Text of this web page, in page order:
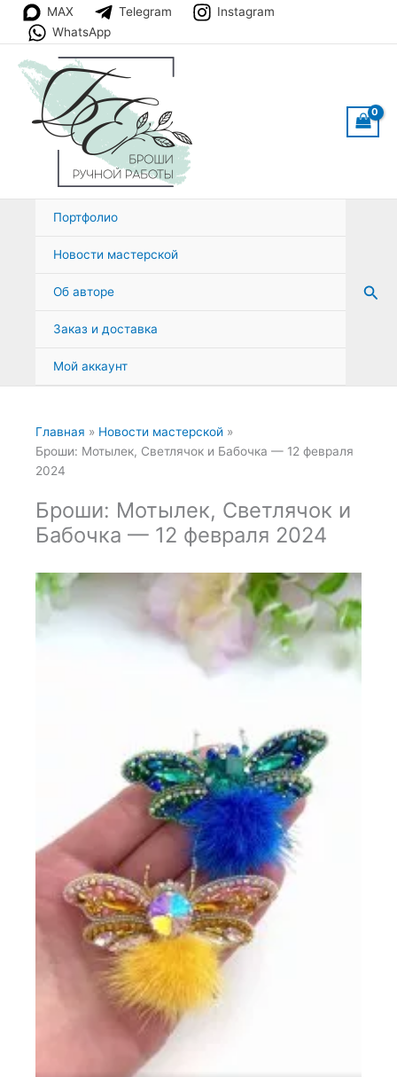
Перейти
содержимому
MAX Telegram
Instagram
WhatsApp
Портфолио
Новости мастерской
Об авторе
Заказ и доставка
Мой аккаунт
Главная
Новости мастерской
Броши: Мотылек, Светлячок и Бабочка — 12 февраля
2024
Броши: Мотылек, Светлячок и
Бабочка — 12 февраля 2024